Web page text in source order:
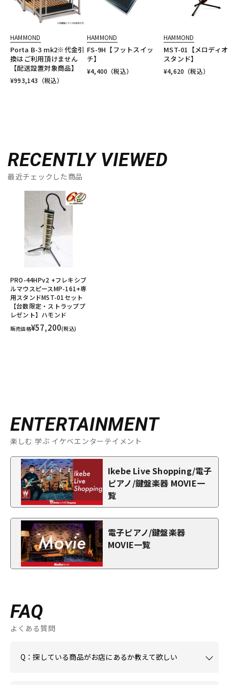
HAMMOND
Porta B-3 mk2※代金引
換はご利用頂けません
【配送設置対象商品】
¥993,143 （税込）
HAMMOND
FS-9H【フットスイッ
チ】
¥4,400 （税込）
HAMMOND
MST-01【メロディ
スタンド】
¥4,620 （税込）
RECENTLY VIEWED
最近チェックした商品
PRO-44HPv2 +フレキシブ
ルマウスピースMP-161+専
用スタンドMST-01セット
【台数限定・ストラッププ
レゼント】ハモンド
販売価格¥57,200(税込)
ENTERTAINMENT
楽しむ 学ぶ イケベエンターテイメント
Ikebe Live Shopping/電子
ピアノ/鍵盤楽器 MOVIE一
覧
電子ピアノ/鍵盤楽器
MOVIE一覧
FAQ
よくある質問
Q：探している商品がお店にあるか教えて欲しい